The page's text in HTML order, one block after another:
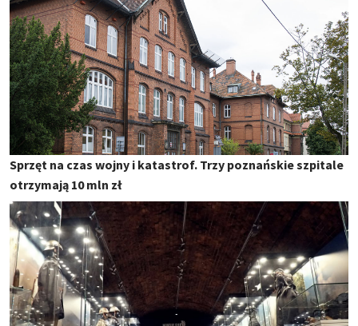
Sprzęt na czas wojny i katastrof. Trzy poznańskie szpitale
otrzymają 10 mln zł